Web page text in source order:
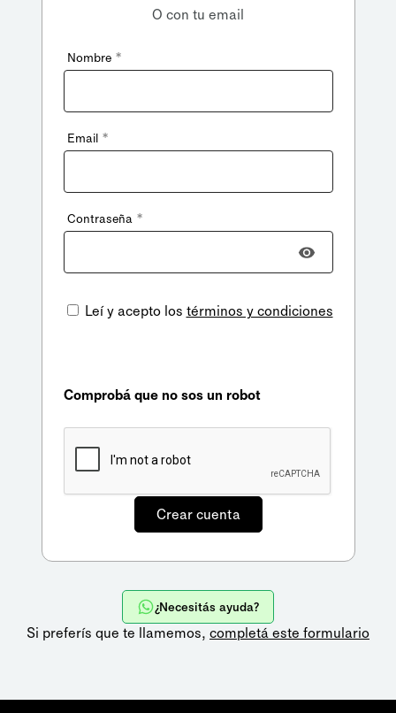
O con tu email
Nombre *
Email *
Contraseña *
Leí y acepto los términos y condiciones
Comprobá que no sos un robot
¿Necesitás ayuda?
Si preferís que te llamemos, completá este formulario